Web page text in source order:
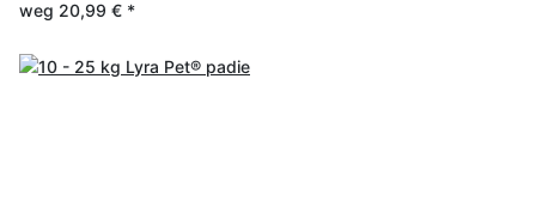
weg 20,99 € *